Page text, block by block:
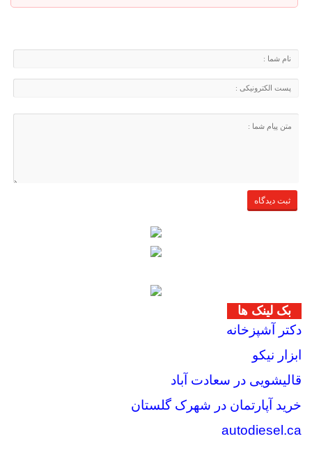
بک لینک ها
دکتر آشپزخانه
ابزار نیکو
قالیشویی در سعادت آباد
خرید آپارتمان در شهرک گلستان
autodiesel.ca